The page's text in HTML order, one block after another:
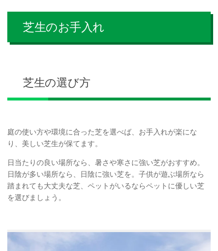
芝生のお手入れ
芝生の選び方
庭の使い方や環境に合った芝を選べば、お手入れが楽にな
り、美しい芝生が保てます。
日当たりの良い場所なら、暑さや寒さに強い芝がおすすめ。
日陰が多い場所なら、日陰に強い芝を。子供が遊ぶ場所なら
踏まれても大丈夫な芝、ペットがいるならペットに優しい芝
を選びましょう。